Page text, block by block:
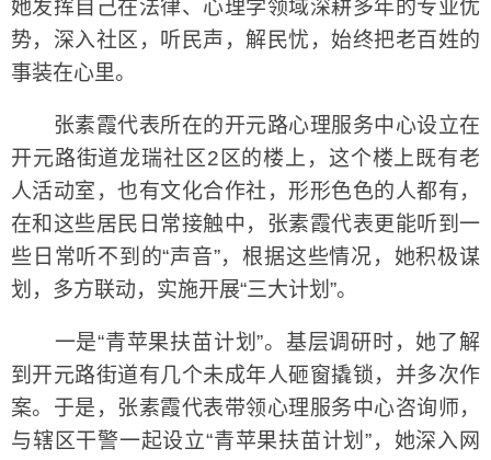
她发挥自己在法律、心理学领域深耕多年的专业优
势，深入社区，听民声，解民忧，始终把老百姓的
事装在心里。
张素霞代表所在的开元路心理服务中心设立在
开元路街道龙瑞社区2区的楼上，这个楼上既有老
人活动室，也有文化合作社，形形色色的人都有，
在和这些居民日常接触中，张素霞代表更能听到一
些日常听不到的“声音”，根据这些情况，她积极谋
划，多方联动，实施开展“三大计划”。
一是“青苹果扶苗计划”。基层调研时，她了解
到开元路街道有几个未成年人砸窗撬锁，并多次作
案。于是，张素霞代表带领心理服务中心咨询师，
与辖区干警一起设立“青苹果扶苗计划”，她深入网